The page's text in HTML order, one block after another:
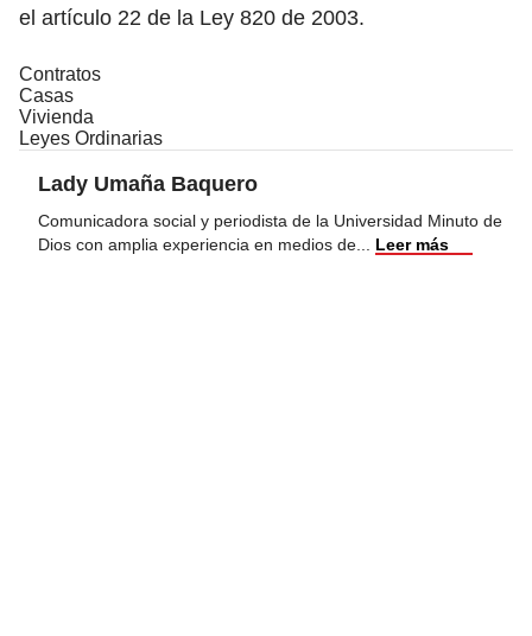
el artículo 22 de la Ley 820 de 2003.
Contratos
Casas
Vivienda
Leyes Ordinarias
Lady Umaña Baquero
Comunicadora social y periodista de la Universidad Minuto de
Dios con amplia experiencia en medios de
Leer más